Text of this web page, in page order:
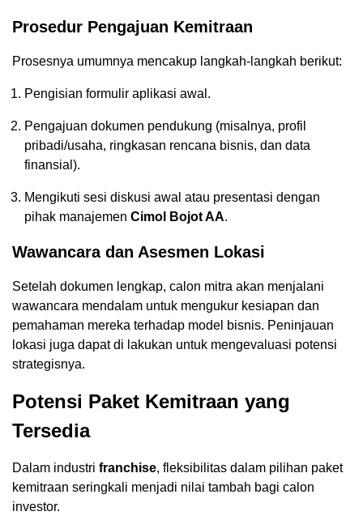
Prosedur Pengajuan Kemitraan
Prosesnya umumnya mencakup langkah-langkah berikut:
Pengisian formulir aplikasi awal.
Pengajuan dokumen pendukung (misalnya, profil
pribadi/usaha, ringkasan rencana bisnis, dan data
finansial).
Mengikuti sesi diskusi awal atau presentasi dengan
pihak manajemen Cimol Bojot AA.
Wawancara dan Asesmen Lokasi
Setelah dokumen lengkap, calon mitra akan menjalani
wawancara mendalam untuk mengukur kesiapan dan
pemahaman mereka terhadap model bisnis. Peninjauan
lokasi juga dapat di lakukan untuk mengevaluasi potensi
strategisnya.
Potensi Paket Kemitraan yang
Tersedia
Dalam industri franchise, fleksibilitas dalam pilihan paket
kemitraan seringkali menjadi nilai tambah bagi calon
investor.